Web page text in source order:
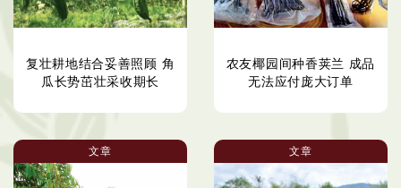
复壮耕地结合妥善照顾 角
瓜长势茁壮采收期长
农友椰园间种香荚兰 成品
无法应付庞大订单
文章 文章